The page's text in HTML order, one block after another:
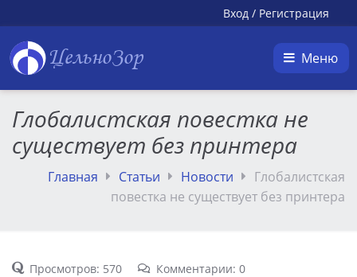
Вход / Регистрация
ЦельноЗор Меню
Глобалистская повестка не
существует без принтера
Главная Статьи Новости
Глобалистская
повестка не существует без принтера
Просмотров: 570
Комментарии: 0